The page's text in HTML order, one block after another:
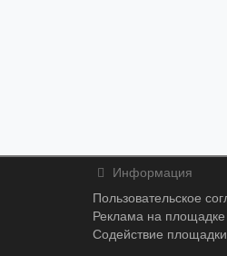
Информация
Пользовательское
Реклама на площадке
Содействие площадки